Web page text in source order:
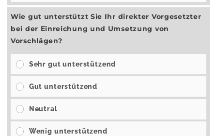
Wie gut unterstützt Sie Ihr direkter Vorgesetzter
bei der Einreichung und Umsetzung von
Vorschlägen?
Sehr gut unterstützend
Gut unterstützend
Neutral
Wenig unterstützend